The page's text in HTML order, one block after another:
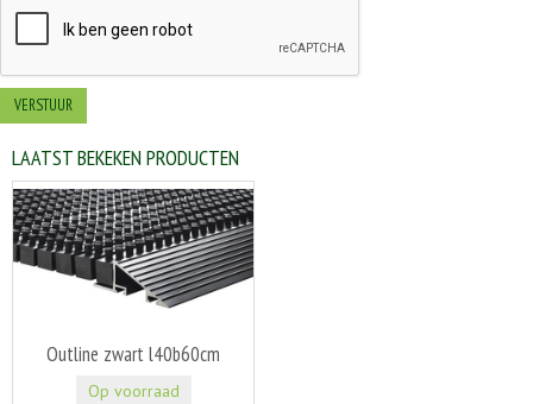
LAATST BEKEKEN PRODUCTEN
Outline zwart l40b60cm
Op voorraad